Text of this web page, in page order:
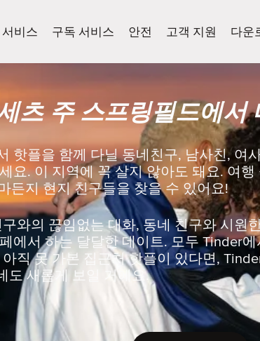
서비스 구독 서비스 안전 고객 지원 다운
츠 주 스프링필드에서
핫플을 함께 다닐 동네친구, 남사친, 여
요. 이 지역에 꼭 살지 않아도 돼요. 여
든지 현지 친구들을 찾을 수 있어요!
와의 끊임없는 대화, 동네 친구와 시원
에서 하는 달달한 데이트. 모두 Tinder
직 못 가본 집근처 핫플이 있다면,
도 새롭게 보일 거에요.